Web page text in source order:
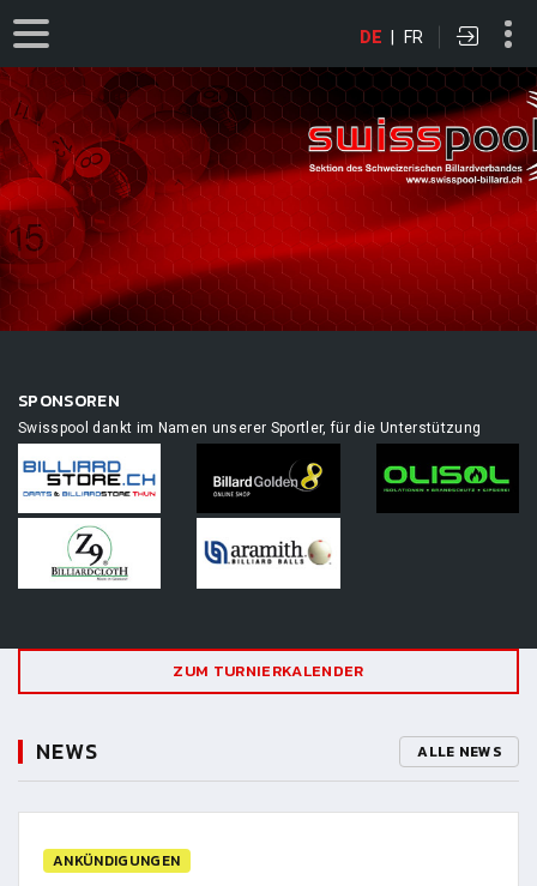
DE | FR
SPONSOREN
Swisspool dankt im Namen unserer Sportler, für die Unterstützung
ZUM TURNIERKALENDER
NEWS ALLE NEWS
ANKÜNDIGUNGEN